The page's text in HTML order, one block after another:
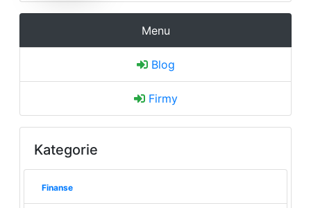
Menu
Blog
Firmy
Kategorie
Finanse